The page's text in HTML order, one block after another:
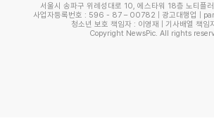
서울시 송파구 위례성대로 10, 에스타워 18층 노티플
사업자등록번호 : 596 - 87 – 00782 | 광고대행업 |
청소년 보호 책임자 : 이영재 | 기사배열 책임
Copyright NewsPic. All rights